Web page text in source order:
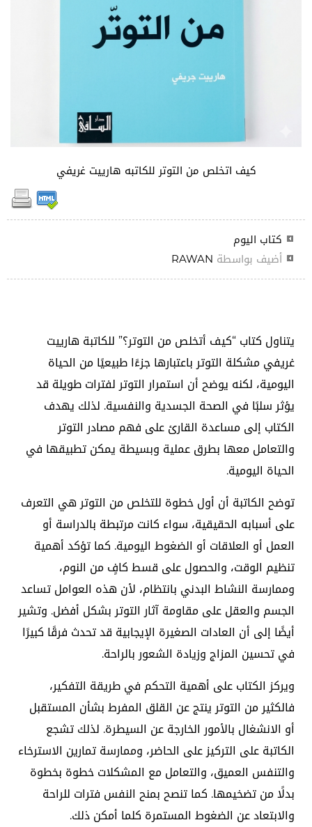
كيف اتخلص من التوتر للكاتبه هارييت غريفي
كتاب اليوم
أضيف بواسطة
يتناول كتاب “كيف أتخلص من التوتر؟” للكاتبة هارييت
غريفي مشكلة التوتر باعتبارها جزءًا طبيعيًا من الحياة
اليومية، لكنه يوضح أن استمرار التوتر لفترات طويلة قد
يؤثر سلبًا في الصحة الجسدية والنفسية. لذلك يهدف
الكتاب إلى مساعدة القارئ على فهم مصادر التوتر
والتعامل معها بطرق عملية وبسيطة يمكن تطبيقها في
الحياة اليومية.
توضح الكاتبة أن أول خطوة للتخلص من التوتر هي التعرف
على أسبابه الحقيقية، سواء كانت مرتبطة بالدراسة أو
العمل أو العلاقات أو الضغوط اليومية. كما تؤكد أهمية
تنظيم الوقت، والحصول على قسط كافٍ من النوم،
وممارسة النشاط البدني بانتظام، لأن هذه العوامل تساعد
الجسم والعقل على مقاومة آثار التوتر بشكل أفضل. وتشير
أيضًا إلى أن العادات الصغيرة الإيجابية قد تحدث فرقًا كبيرًا
في تحسين المزاج وزيادة الشعور بالراحة.
ويركز الكتاب على أهمية التحكم في طريقة التفكير،
فالكثير من التوتر ينتج عن القلق المفرط بشأن المستقبل
أو الانشغال بالأمور الخارجة عن السيطرة. لذلك تشجع
الكاتبة على التركيز على الحاضر، وممارسة تمارين الاسترخاء
والتنفس العميق، والتعامل مع المشكلات خطوة بخطوة
بدلًا من تضخيمها. كما تنصح بمنح النفس فترات للراحة
والابتعاد عن الضغوط المستمرة كلما أمكن ذلك.